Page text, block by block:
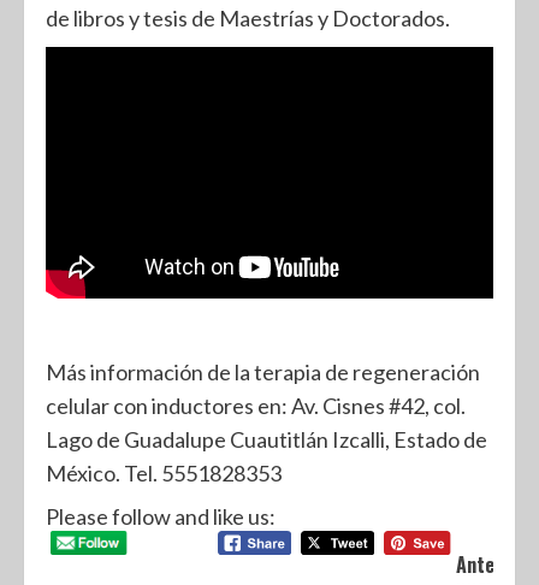
de libros y tesis de Maestrías y Doctorados.
Más información de la terapia de regeneración
celular con inductores en: Av. Cisnes #42, col.
Lago de Guadalupe Cuautitlán Izcalli, Estado de
México. Tel. 5551828353
Please follow and like us:
Anterior: